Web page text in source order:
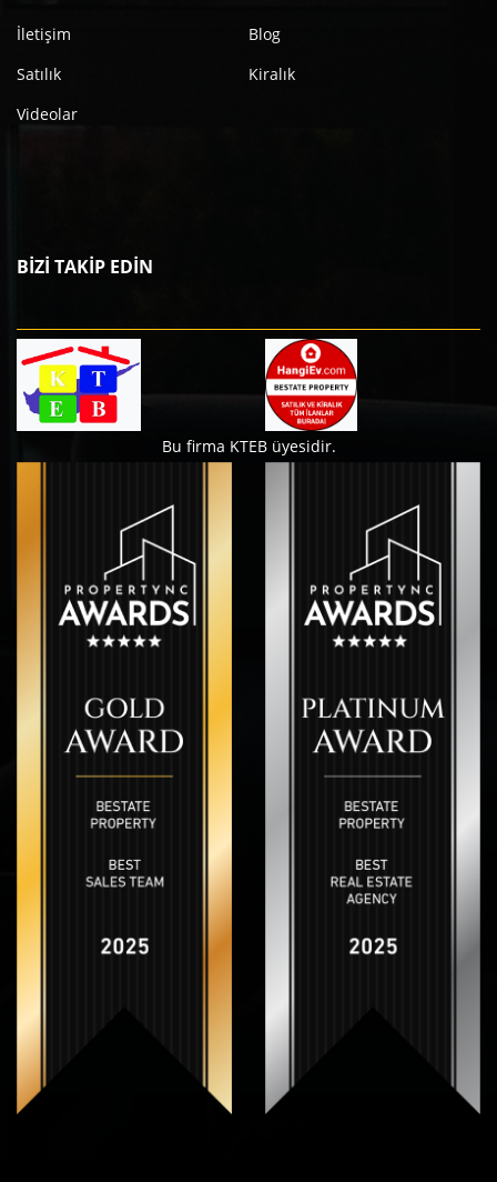
İletişim
Blog
Satılık
Kiralık
Videolar
BİZİ TAKİP EDİN
Bu firma KTEB üyesidir.